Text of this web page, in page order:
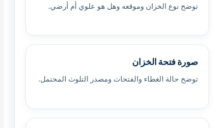
توضح نوع الخزان وموقعه وهل هو علوي أم أرضي.
صورة فتحة الخزان
توضح حالة الغطاء والفتحات ومصدر التلوث المحتمل.